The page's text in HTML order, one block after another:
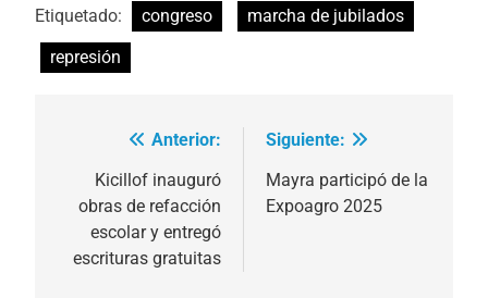
Etiquetado: congreso
marcha de jubilados
represión
Navegación
entradas
Anterior:
Kicillof inauguró
obras de refacción
escolar y entregó
escrituras gratuitas
Siguiente:
Mayra participó de la
Expoagro 2025